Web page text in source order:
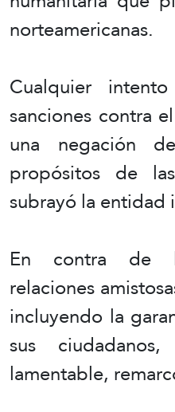
norteamericanas.
Cualquier
sanciones contra
una negación
propósitos de
subrayó la entidad
En contra de
relaciones
incluyendo la
sus
lamentable,